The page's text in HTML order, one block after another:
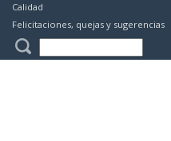
Calidad
Felicitaciones, quejas y sugerencias